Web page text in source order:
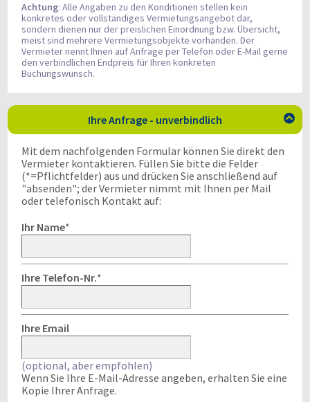
Achtung: Alle Angaben zu den Konditionen stellen kein
konkretes oder vollständiges Vermietungsangebot dar,
sondern dienen nur der preislichen Einordnung bzw. Übersicht,
meist sind mehrere Vermietungsobjekte vorhanden. Der
Vermieter nennt Ihnen auf Anfrage per Telefon oder E-Mail gerne
den verbindlichen Endpreis für Ihren konkreten
Buchungswunsch.
Ihre Anfrage - unverbindlich 
Mit dem nachfolgenden Formular können Sie direkt den
Vermieter kontaktieren. Füllen Sie bitte die Felder
(*=Pflichtfelder) aus und drücken Sie anschließend auf
"absenden"; der Vermieter nimmt mit Ihnen per Mail
oder telefonisch Kontakt auf:
Ihr Name*
Ihre Telefon-Nr.*
Ihre Email
(optional, aber empfohlen)
Wenn Sie Ihre E-Mail-Adresse angeben, erhalten Sie eine
Kopie Ihrer Anfrage.